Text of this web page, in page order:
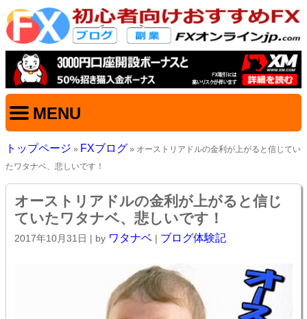
MENU
トップページ » FXブログ » オーストリアドルの金利が上がると信じてい
たワタナベ、悲しいです！
オーストリアドルの金利が上がると信じ
ていたワタナベ、悲しいです！
2017年10月31日 | by ワタナベ | ブログ体験記